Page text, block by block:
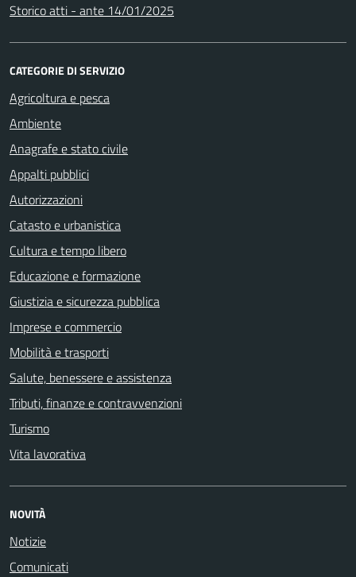
Storico atti - ante 14/01/2025
CATEGORIE DI SERVIZIO
Agricoltura e pesca
Ambiente
Anagrafe e stato civile
Appalti pubblici
Autorizzazioni
Catasto e urbanistica
Cultura e tempo libero
Educazione e formazione
Giustizia e sicurezza pubblica
Imprese e commercio
Mobilità e trasporti
Salute, benessere e assistenza
Tributi, finanze e contravvenzioni
Turismo
Vita lavorativa
NOVITÀ
Notizie
Comunicati